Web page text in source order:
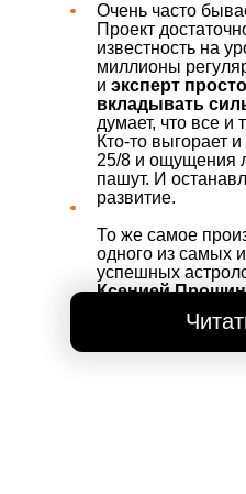
Очень часто
Проект
известность на
миллионы
и эксперт
вкладывать
думает, что все и
Кто-то выгорает
25/8 и ощущения
пашут. И
развитие.
То же самое
одного из самых
успешных
Ксенией